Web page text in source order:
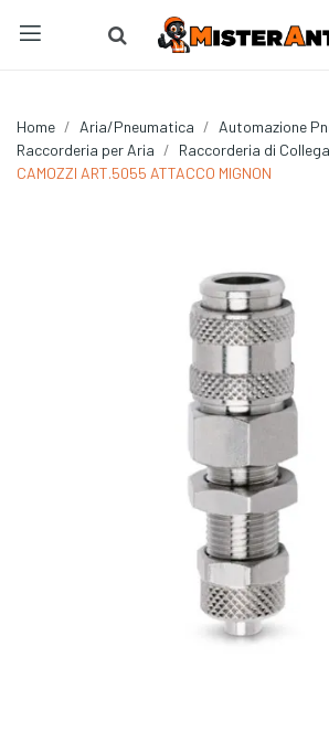
Home Aria/Pneumatica
Automazione
Raccorderia per Aria
Raccorderia di
CAMOZZI ART.5055 ATTACCO MIGNON